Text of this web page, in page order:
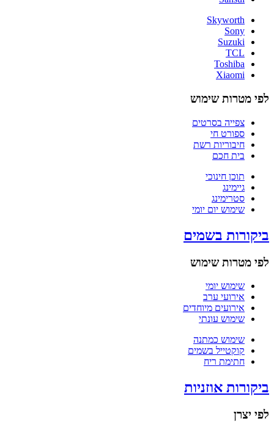
Skyworth
Sony
Suzuki
TCL
Toshiba
Xiaomi
לפי מטרות שימוש
צפייה בסרטים
ספורט חי
חיבוריות רשת
בית חכם
תוכן חינוכי
גיימינג
סטרימינג
שימוש יום יומי
ביקורות בשמים
לפי מטרות שימוש
שימוש יומי
אירועי ערב
אירועים מיוחדים
שימוש עונתי
שימוש כמתנה
קוקטייל בשמים
חתימת ריח
ביקורות אוזניות
לפי יצרן